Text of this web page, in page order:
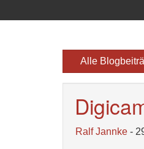
Alle
Ralf Jannke -